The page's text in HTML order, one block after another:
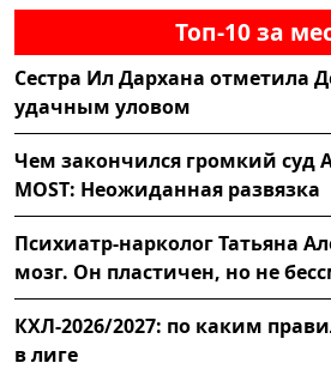
Топ-10 за
Сестра Ил Дархана отметила
удачным уловом
Чем закончился громкий суд
MOST: Неожиданная развязка
Психиатр-нарколог Татьяна
мозг. Он пластичен, но не
КХЛ-2026/2027: по каким
в лиге